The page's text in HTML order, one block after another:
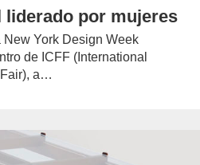
por mujeres
York Design Week
de ICFF (International
a…